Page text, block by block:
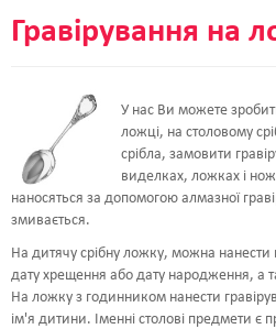
ТОВАРИ
ЦІНИ
ШРИФТИ
КОНТАКТИ
Гравірування на
У нас Ви можете
ложці, на столовому
срібла, замовити
виделках, ложках і
наносяться за допомогою алмазної
змивається.
На дитячу срібну ложку, можна нанести
дату хрещення або дату народження, а
На ложку з годинником нанести
ім'я дитини. Іменні столові предмети є